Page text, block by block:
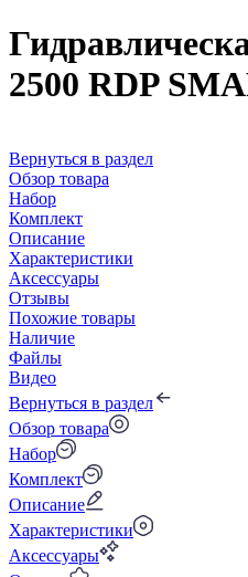
2500 RDP
Вернуться в раздел
Обзор товара
Набор
Комплект
Описание
Характеристики
Аксессуары
Отзывы
Похожие товары
Наличие
Файлы
Видео
Вернуться в раздел
Обзор товара
Набор
Комплект
Описание
Характеристики
Аксессуары